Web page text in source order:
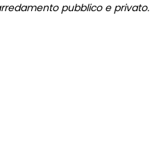
pubblico e privato.